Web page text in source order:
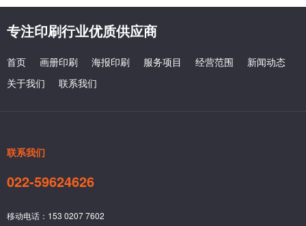
专注印刷行业优质供应商
首页 画册印刷 海报印刷 服务项目 经营范围
新闻动态
关于我们
联系我们
联系我们
022-59624626
移动电话：153 0207 7602